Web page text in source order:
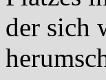
der sich